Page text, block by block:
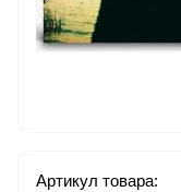
Артикул товара: